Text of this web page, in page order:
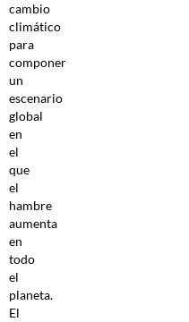
cambio
climático
para
componer
un
escenario
global
en
el
que
el
hambre
aumenta
en
todo
el
planeta.
El